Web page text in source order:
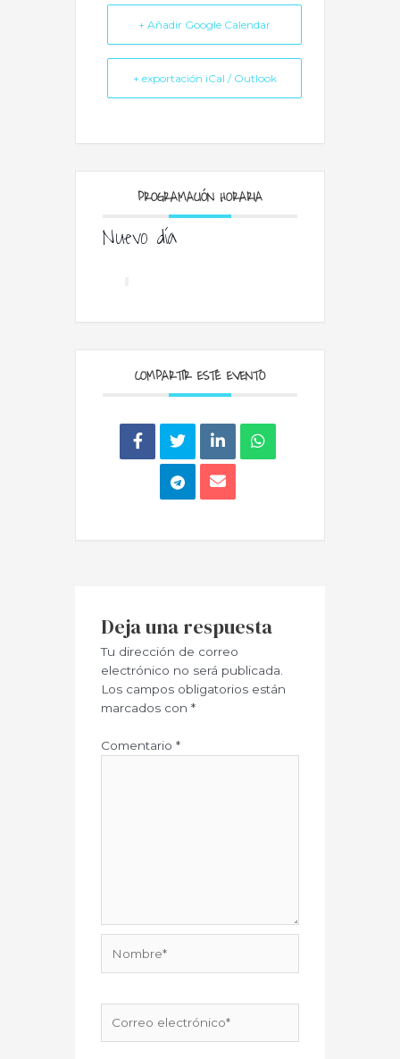
+ Añadir Google Calendar
+ exportación iCal / Outlook
PROGRAMACIÓN HORARIA
Nuevo día
COMPARTIR ESTE EVENTO
Deja una respuesta
Tu dirección de correo
electrónico no será publicada.
Los campos obligatorios están
marcados con*
Comentario*
electrónico*